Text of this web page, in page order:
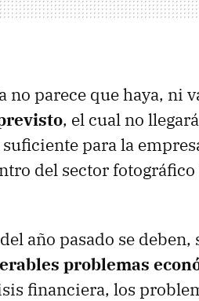
no parece que haya, ni
, el cual no
para la
del sector
año pasado se deben,
problemas
financiera, los